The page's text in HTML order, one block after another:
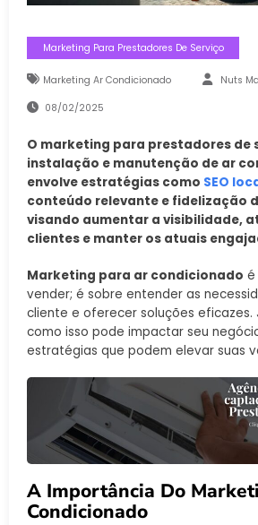
Marketing Para Prestadores De Serviço
Marketing Ar Condicionado Nuts
08/02/2025
O marketing para prestadores de
instalação e manutenção de ar
envolve estratégias como SEO
conteúdo relevante e fidelização
visando aumentar a visibilidade,
clientes e manter os atuais
Marketing para ar condicionado é
vender; é sobre entender as
cliente e oferecer soluções eficazes.
como isso pode impactar seu
estratégias que podem elevar suas
A Importância Do
Condicionado